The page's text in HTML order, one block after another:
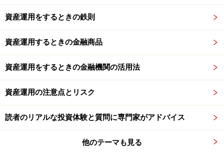
向け国債は発行から1年経過すれば中途換金が可能で
す。ただし換金時には直前2回分の各利子（税引前）相
当額に0.79685を乗じた金額が差し引かれます。
もちろん、すぐに使う予定のお金を預ける商品ではあり
ません。住宅購入資金や数年以内に使う予定の資金より
よいでしょう。
一方で、「預金だけでは少し物足りない。でも株式投資
い金融商品の1つです。
資産運用をするときの鉄則
資産運用するときの金融商品
資産運用をするときの金融機関の活用法
資産運用の注意点とリスク
読者のリアルな投資体験と質問に専門家がアドバイス
他のテーマも見る